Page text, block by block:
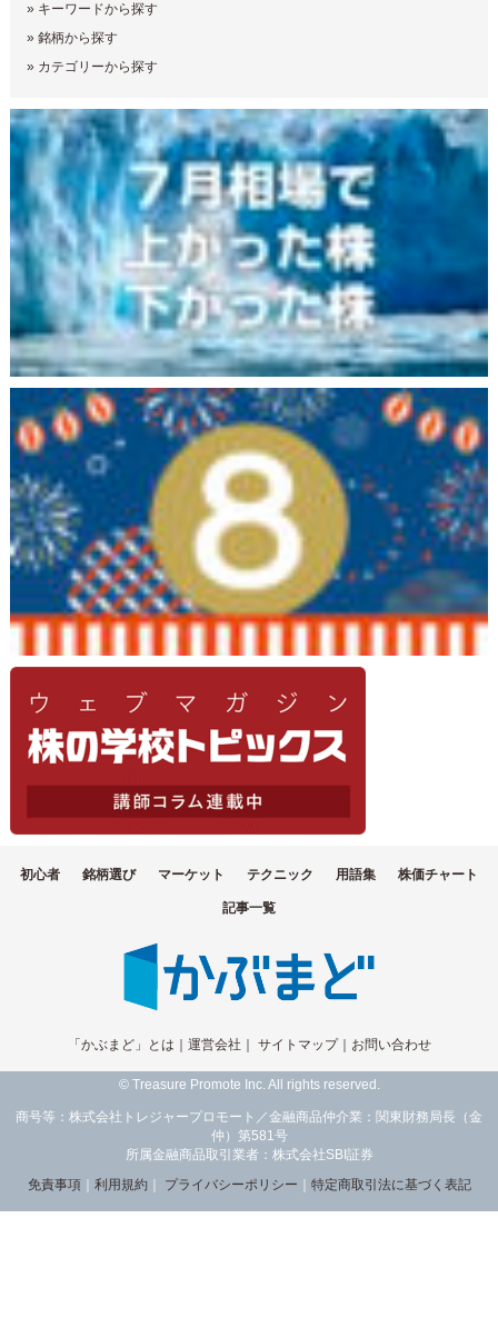
» キーワードから探す
» 銘柄から探す
» カテゴリーから探す
初心者 銘柄選び マーケット テクニック 用語集 株価チャート
記事一覧
「かぶまど」とは 運営会社 サイトマップ｜ お問い合わせ
© Treasure Promote Inc. All rights reserved.
商号等：株式会社トレジャープロモート／金融商品仲介業：関東財務局長（金
仲）第581号
所属金融商品取引業者：株式会社SBI証券
免責事項｜ 利用規約 プライバシーポリシー 特定商取引法に基づく表記